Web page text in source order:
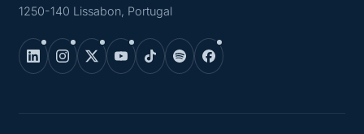
1250-140 Lissabon, Portugal